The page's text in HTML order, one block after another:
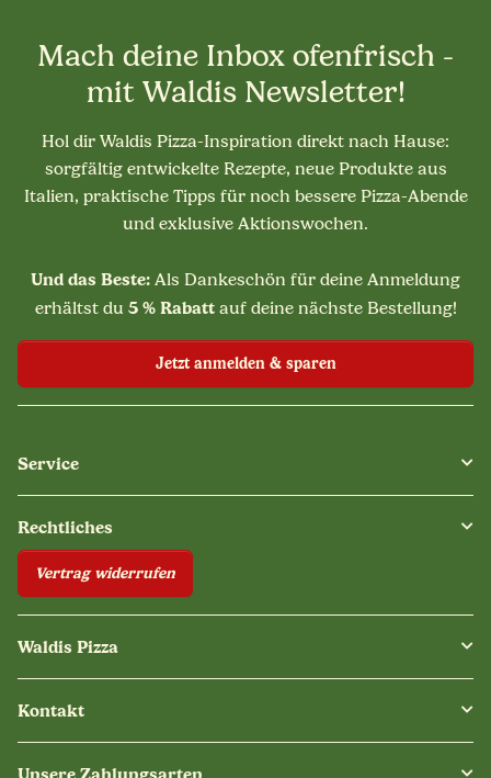
Mach deine Inbox ofenfrisch -
mit Waldis Newsletter!
Hol dir Waldis Pizza-Inspiration direkt nach Hause:
sorgfältig entwickelte Rezepte, neue Produkte aus
Italien, praktische Tipps für noch bessere Pizza-Abende
und exklusive Aktionswochen.
Und das Beste: Als Dankeschön für deine Anmeldung
erhältst du 5 % Rabattauf deine nächste Bestellung!
Jetzt anmelden & sparen
Service
Rechtliches
Vertrag widerrufen
Waldis Pizza
Kontakt
Unsere Zahlungsarten